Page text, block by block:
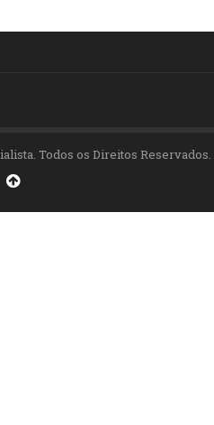
Todos os Direitos Reservados.